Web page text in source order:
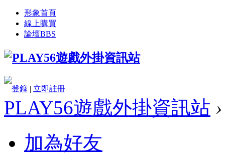
形象首頁
線上購買
論壇BBS
登錄 | 立即註冊
PLAY56遊戲外掛資訊站 ›
加為好友